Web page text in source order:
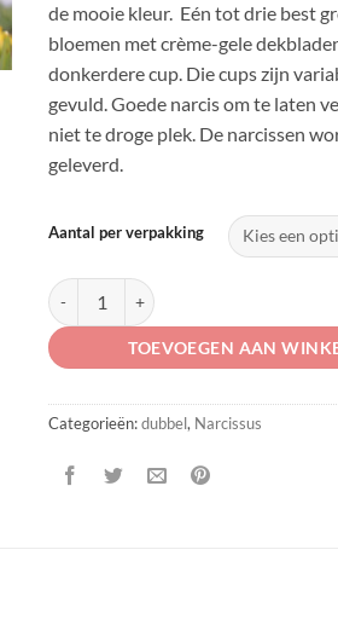
de mooie kleur. Eén tot drie best
bloemen met crème-gele
donkerdere cup. Die cups zijn
gevuld. Goede narcis om te laten
niet te droge plek. De narcissen
geleverd.
Aantal per verpakking
Narcissus 'Toyama' aantal
TOEVOEGEN AAN
Categorieën:dubbel, Narcissus